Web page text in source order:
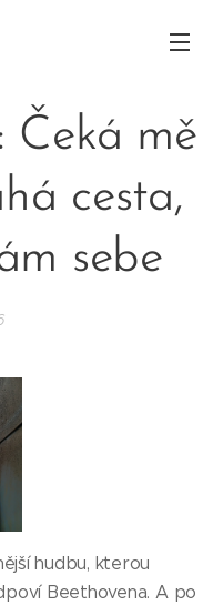
Čeká mě
cesta,
sebe
hudbu, kterou
Beethovena. A po